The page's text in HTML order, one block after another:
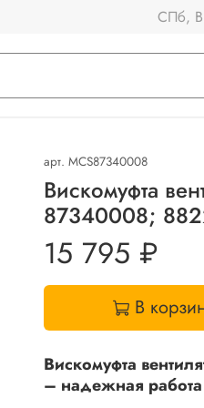
СПб,
арт. MCS87340008
Вискомуфта
87340008;
15 795 ₽
В
Вискомуфта
– надежная работа